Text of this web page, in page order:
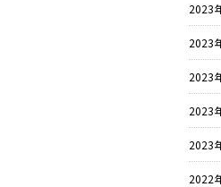
2023
2023
2023
2023
2023
2022